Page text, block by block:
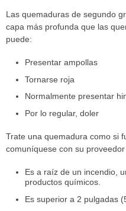
Las quemaduras de segundo
capa más profunda que las
puede:
Presentar ampollas
Tornarse roja
Normalmente presentar
Por lo regular, doler
Trate una quemadura como si
comuníquese con su
Es a raíz de un incendio,
productos químicos.
Es superior a 2 pulgadas